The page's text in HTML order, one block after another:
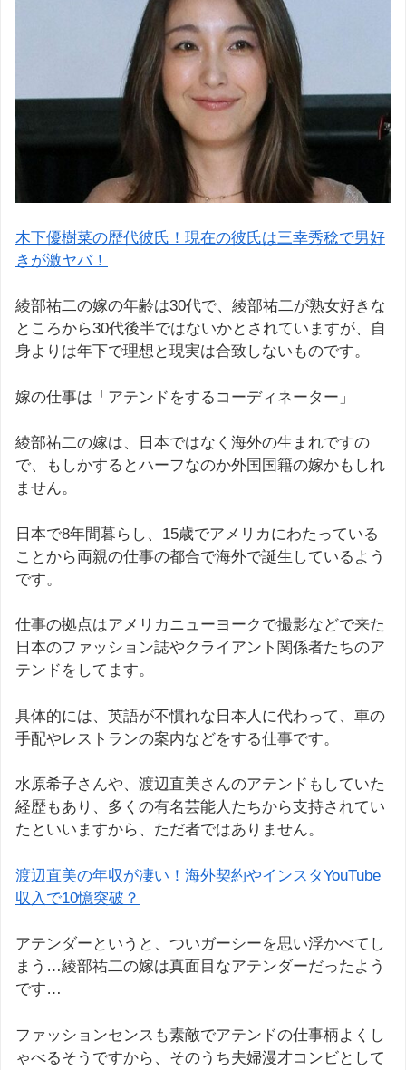
木下優樹菜の歴代彼氏！現在の彼氏は三幸秀稔で男好
きが激ヤバ！
綾部祐二の嫁の年齢は30代で、綾部祐二が熟女好きな
ところから30代後半ではないかとされていますが、自
身よりは年下で理想と現実は合致しないものです。
嫁の仕事は「アテンドをするコーディネーター」
綾部祐二の嫁は、日本ではなく海外の生まれですの
で、もしかするとハーフなのか外国国籍の嫁かもしれ
ません。
日本で8年間暮らし、15歳でアメリカにわたっている
ことから両親の仕事の都合で海外で誕生しているよう
です。
仕事の拠点はアメリカニューヨークで撮影などで来た
日本のファッション誌やクライアント関係者たちのア
テンドをしてます。
具体的には、英語が不慣れな日本人に代わって、車の
手配やレストランの案内などをする仕事です。
水原希子さんや、渡辺直美さんのアテンドもしていた
経歴もあり、多くの有名芸能人たちから支持されてい
たといいますから、ただ者ではありません。
渡辺直美の年収が凄い！海外契約やインスタYouTube
収入で10憶突破？
アテンダーというと、ついガーシーを思い浮かべてし
まう…綾部祐二の嫁は真面目なアテンダーだったよう
です…
ファッションセンスも素敵でアテンドの仕事柄よくし
ゃべるそうですから、そのうち夫婦漫才コンビとして